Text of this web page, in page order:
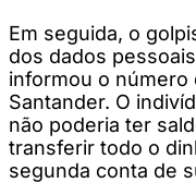
Em seguida, o
dos dados
informou o número
Santander. O
não poderia ter
transferir todo o
segunda conta de